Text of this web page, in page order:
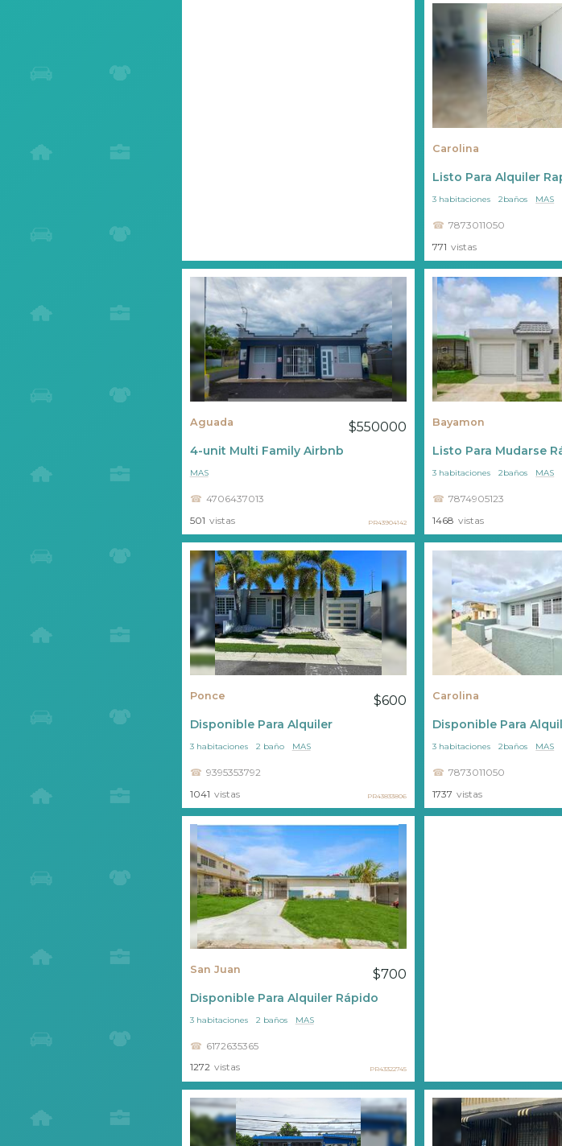
Carolina
Listo Para Alquiler
7873011050
3 habitaciones 2baños MAS
771 vistas
Aguada $550000
4-unit Multi Family Airbnb
4706437013
MAS
501 vistas PR43904142
Bayamon
Listo Para Mudarse
7874905123
3 habitaciones 2baños MAS
1468 vistas
Ponce $600
Disponible Para Alquiler
9395353792
3 habitaciones 2 baño MAS
1041 vistas PR43833806
Carolina
Disponible Para
7873011050
3 habitaciones 2baños MAS
1737 vistas
San Juan $700
Disponible Para Alquiler Rápido
6172635365
3 habitaciones 2 baños MAS
1272 vistas PR43322745